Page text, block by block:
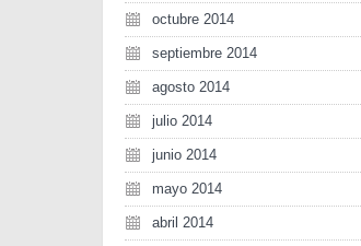
octubre 2014
septiembre 2014
agosto 2014
julio 2014
junio 2014
mayo 2014
abril 2014